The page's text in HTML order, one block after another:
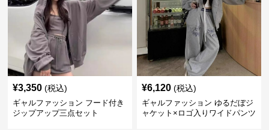
¥3,350 (税込)
ギャルファッション フード付き
ジップアップ三点セット
¥6,120 (税込)
ギャルファッション ゆるだぼジ
ャケット×ロゴ入りワイドパンツ